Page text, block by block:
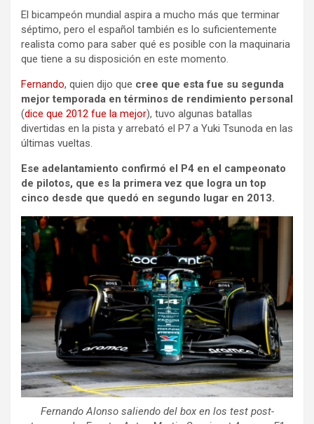
El bicampeón mundial aspira a mucho más que terminar
séptimo, pero el español también es lo suficientemente
realista como para saber qué es posible con la maquinaria
que tiene a su disposición en este momento.
Fernando, quien dijo que cree que esta fue su segunda
mejor temporada en términos de rendimiento personal
(dice que 2012 fue la mejor), tuvo algunas batallas
divertidas en la pista y arrebató el P7 a Yuki Tsunoda en las
últimas vueltas.
Ese adelantamiento confirmó el P4 en el campeonato
de pilotos, que es la primera vez que logra un top
cinco desde que quedó en segundo lugar en 2013.
Fernando Alonso saliendo del box en los test post-